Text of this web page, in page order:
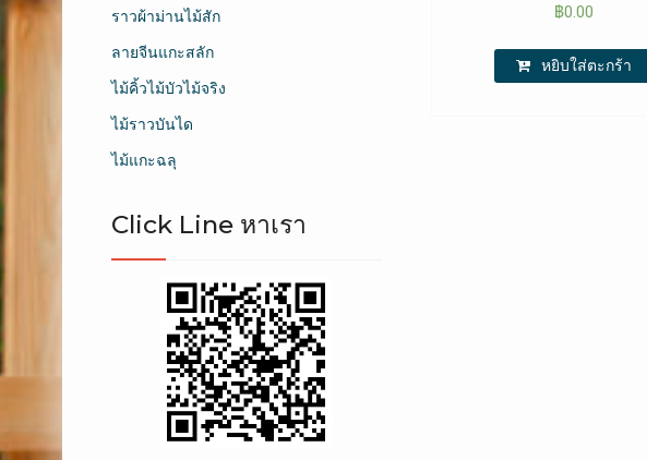
฿0.00
หยิบใส่ตะกร้า
ราวผ้าม่านไม้สัก
ลายจีนแกะสลัก
ไม้คิ้วไม้บัวไม้จริง
ไม้ราวบันได
ไม้แกะฉลุ
Click Line หาเรา